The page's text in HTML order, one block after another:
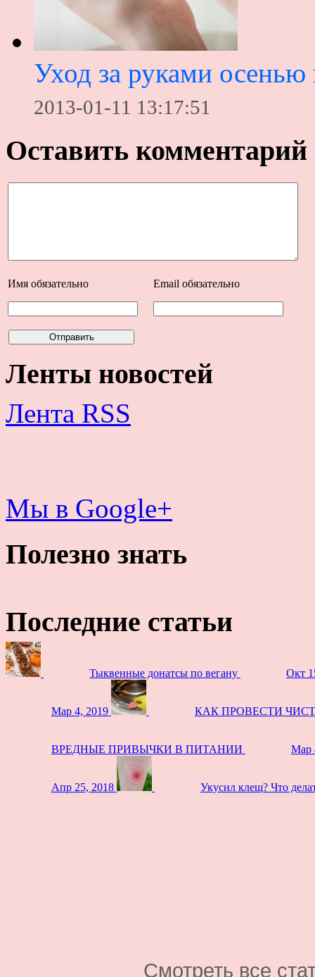
Уход за руками
2013-01-11 13:17:51
Оставить комментарий
Имя обязательно Email обязательно
Ленты новостей
Лента RSS
Мы в Google+
Полезно знать
Последние статьи
Тыквенные донатсы по вегану Окт
Мар 4, 2019 КАК ПРОВЕСТИ
ВРЕДНЫЕ ПРИВЫЧКИ В ПИТАНИИ Мар
Апр 25, 2018 Укусил клещ? Что
Смотреть все